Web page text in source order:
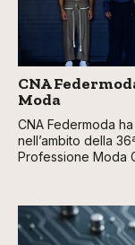
CNA
Moda
CNA Federmoda
nell’ambito della
Professione Moda